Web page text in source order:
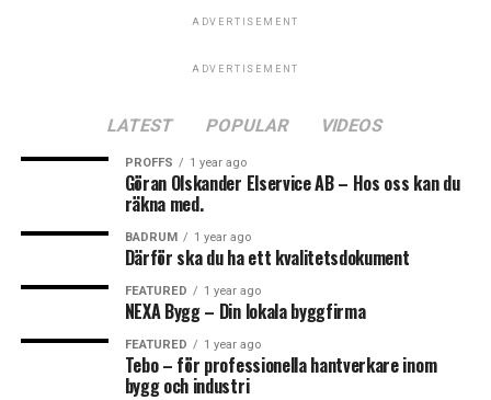
0
WTF
0
0
plattsättning, murning, golvavjämning och täckmaterial
Tebo Cover, Tebo Viking och Tebo Cover. Produkterna
Uteduschen går att använda direkt med kallvatten men
utedusch på 10-20 min* skön tempererad (38º)
ADVERTISEMENT
ADVERTISEMENT
LATEST POPULAR VIDEOS
PROFFS 1 year ago
Göran Olskander Elservice AB – Hos oss kan du
räkna med.
BADRUM 1 year ago
Därför ska du ha ett kvalitetsdokument
FEATURED 1 year ago
NEXA Bygg – Din lokala byggfirma
FEATURED 1 year ago
Tebo – för professionella hantverkare inom
bygg och industri